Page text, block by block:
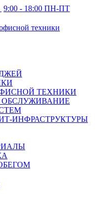
9:00 - 18:00 ПН-ПТ
картриджей в
копиров (ксероксов),
ТЕХНИКИ
ОБСЛУЖИВАНИЕ
ИНФРАСТРУКТУРЫ